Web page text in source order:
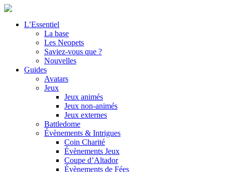
L’Essentiel
La base
Les Neopets
Saviez-vous que ?
Nouvelles
Guides
Avatars
Jeux
Jeux animés
Jeux non-animés
Jeux externes
Battledome
Évènements & Intrigues
Coin Charité
Évènements Jeux
Coupe d’Altador
Évènements de Fées